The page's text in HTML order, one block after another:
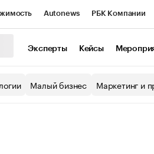
Autonews РБК Компании
Экономика
Эксперты Кейсы
Малый бизнес Маркетинг и